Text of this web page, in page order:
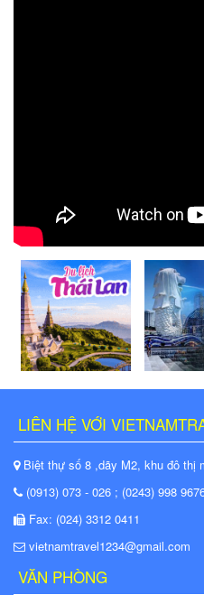
LIÊN HỆ VỚI
Biệt thự số 8 ,dãy M2, khu đô thị
(0913) 073 - 026 ; (0243) 998
Fax: (024) 3312 0411
vietnamtravel1234@gmail.com
VĂN PHÒNG